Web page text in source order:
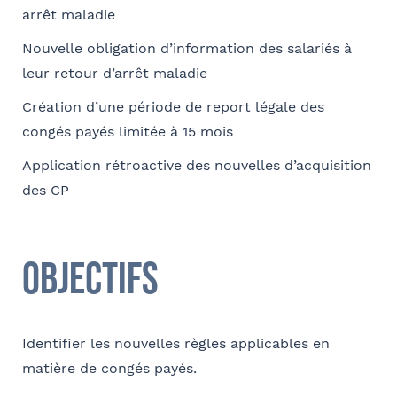
arrêt maladie
Nouvelle obligation d’information des salariés à
leur retour d’arrêt maladie
Création d’une période de report légale des
congés payés limitée à 15 mois
Application rétroactive des nouvelles d’acquisition
des CP
Objectifs
Identifier les nouvelles règles applicables en
matière de congés payés.
Comment avez-vous connu le cabinet / la formation ?
Adresse
Code postal
Ville